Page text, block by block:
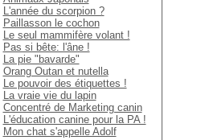
L'année du scorpion ?
Paillasson le cochon
Le seul mammifère volant !
Pas si bête: l'âne !
La pie "bavarde"
Orang Outan et nutella
Le pouvoir des étiquettes !
La vraie vie du lapin
Concentré de Marketing canin
L'éducation canine pour la PA !
Mon chat s'appelle Adolf